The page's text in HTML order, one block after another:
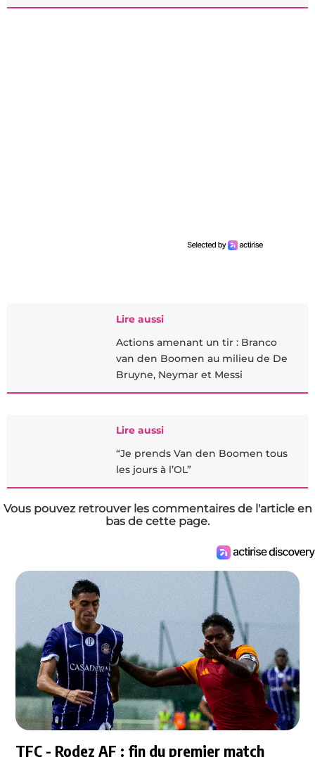
Lire aussi
Actions amenant un tir : Branco
van den Boomen au milieu de De
Bruyne, Neymar et Messi
Lire aussi
“Je prends Van den Boomen tous
les jours à l’OL”
Vous pouvez retrouver les commentaires de l'article en
bas de cette page.
TFC - Rodez AF : fin du premier match